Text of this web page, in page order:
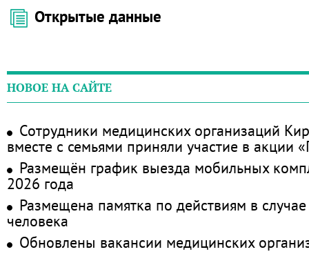
Открытые данные
НОВОЕ НА САЙТЕ
Сотрудники медицинских организаций
вместе с семьями приняли участие в акции
Размещён график выезда мобильных
2026 года
Размещена памятка по действиям в
человека
Обновлены вакансии медицинских